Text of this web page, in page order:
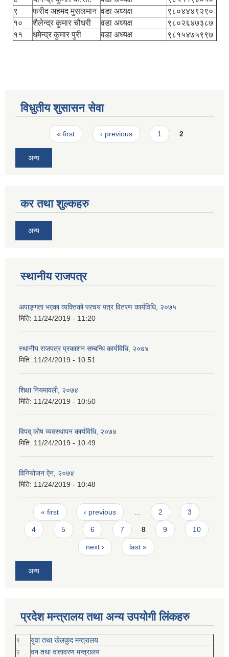
९
फरीद अहमद मुसलमान वडा अध्यक्ष
९८०४४४९२९०
१०
शैलेन्द्र कुमार चौधरी वडा अध्यक्ष
९८०२६४७३८७
११
धमेन्द्र कुमार पुरी वडा अध्यक्ष ९८१५४७५९९७
विधुतीय शुसासन सेवा
Pages« first ‹ previous 1 2
अन्य
कर तथा शुल्कहरु
अन्य
स्थानीय राजपत्र
अपाङ्गता भएका व्यक्तिको परचय पत्र वितरण कार्यविधि, २०७५
मिति: 11/24/2019 - 11:20
स्थानीय राजपत्र प्रकाशन सम्बन्धि कार्यविधि, २०७४
मिति: 11/24/2019 - 10:51
शिक्षा नियमावली, २०७४
मिति: 11/24/2019 - 10:50
विपद् कोष व्यवस्थापन कार्यविधि, २०७४
मिति: 11/24/2019 - 10:49
विनियोजन ऐन, २०७४
मिति: 11/24/2019 - 10:48
Pages
« first ‹ previous … 2 3
4 5 6 7 8 9 10
next › last »
अन्य
प्रदेश मन्त्रालय तथा अन्य उपयोगी लिंकहरु
१
युवा तथा खेलकुद मन्त्रालय
२
वन तथा वातावरण मन्त्रालय